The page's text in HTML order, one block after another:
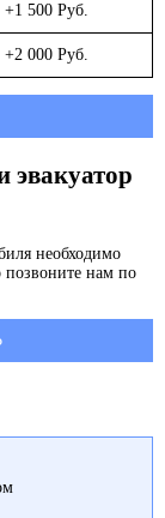
+1 500 Руб.
+2 000 Руб.
эвакуатор
необходимо
позвоните нам по